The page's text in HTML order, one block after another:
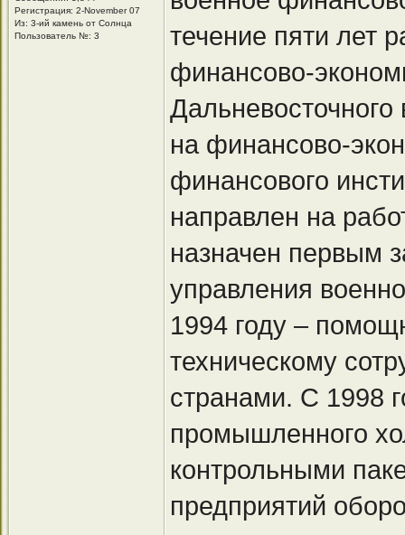
Регистрация: 2-November 07
Из: 3-ий камень от Солнца
Пользователь №: 3
течение пяти лет
финансово-
Дальневосточного
на финансово-
финансового
направлен на
назначен первым
управления
1994 году –
техническому
странами. С 1998
промышленного
контрольными
предприятий